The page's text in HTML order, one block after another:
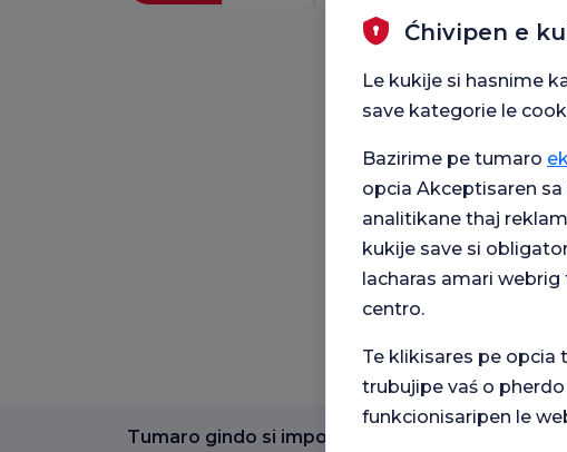
Tumaro gindo si importantno amenge.
Ćhivipen e
Le kukije si hasnime
save kategorie le
Bazirime pe tumaro
opcia Akceptisaren
analitikane thaj
kukije save si
lacharas amari
centro.
Te klikisares pe opcia
trubujipe vaś o
funkcionisaripen le